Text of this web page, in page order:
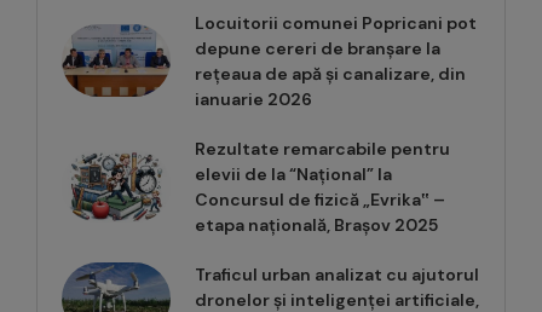
Locuitorii comunei Popricani pot
depune cereri de branșare la
rețeaua de apă și canalizare, din
ianuarie 2026
Rezultate remarcabile pentru
elevii de la “Național” la
Concursul de fizică „Evrika‟ –
etapa națională, Brașov 2025
Traficul urban analizat cu ajutorul
dronelor și inteligenței artificiale,